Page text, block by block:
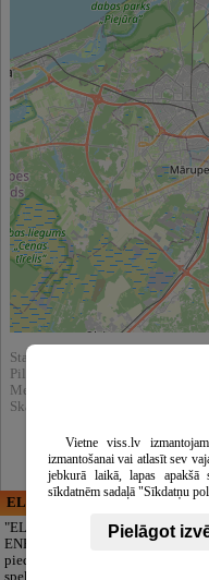
Statistika:
Pilnībā apskatīts : 901
Meklēšnas rezultātos parādīts :
Skatīt arī katalogā :
ELECTRIC ENERGY
"ELECTRIC
ENERGY Kandava"
piedāvā pilna
spektra
Vietne viss.lv
izmantošanai vai atlasīt sev
jebkurā laikā, lapas
sīkdatnēm sadaļā "Sīkdatņu
Pielāgot